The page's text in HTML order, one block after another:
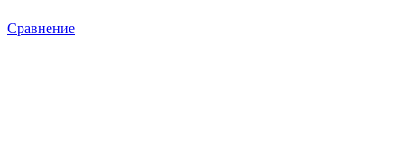
Сравнение